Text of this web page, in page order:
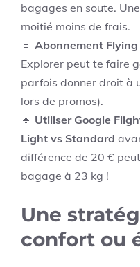
bagages en soute.
moitié moins de frais.
🔹 Abonnement Flying
Explorer peut te faire
parfois donner droit à
lors de promos).
🔹 Utiliser Google
Light vs Standard
différence de 20 €
bagage à 23 kg !
Une
confort ou